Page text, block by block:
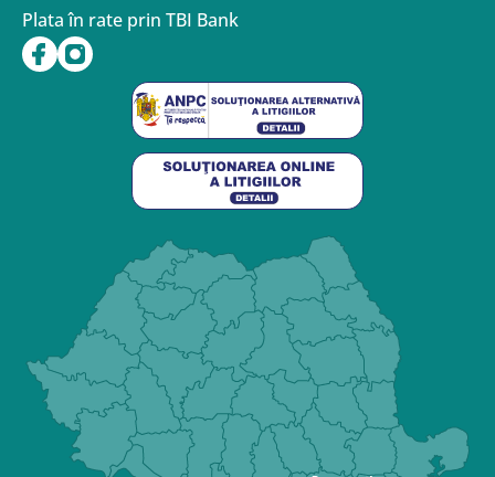
Plata în rate prin TBI Bank